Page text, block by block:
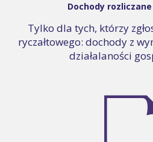
Dochody
Tylko dla tych, którzy
ryczałtowego: dochody z
działalaności